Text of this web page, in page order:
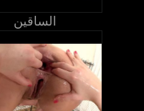
الساقين